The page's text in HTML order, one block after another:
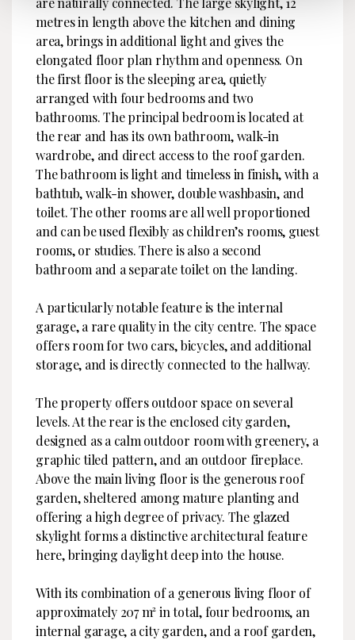
metres in length above the kitchen and dining
area, brings in additional light and gives the
elongated floor plan rhythm and openness. On
the first floor is the sleeping area, quietly
arranged with four bedrooms and two
bathrooms. The principal bedroom is located at
the rear and has its own bathroom, walk-in
wardrobe, and direct access to the roof garden.
The bathroom is light and timeless in finish, with a
bathtub, walk-in shower, double washbasin, and
toilet. The other rooms are all well proportioned
and can be used flexibly as children’s rooms, guest
rooms, or studies. There is also a second
bathroom and a separate toilet on the landing.
A particularly notable feature is the internal
garage, a rare quality in the city centre. The space
offers room for two cars, bicycles, and additional
storage, and is directly connected to the hallway.
The property offers outdoor space on several
levels. At the rear is the enclosed city garden,
designed as a calm outdoor room with greenery, a
graphic tiled pattern, and an outdoor fireplace.
Above the main living floor is the generous roof
garden, sheltered among mature planting and
offering a high degree of privacy. The glazed
skylight forms a distinctive architectural feature
here, bringing daylight deep into the house.
With its combination of a generous living floor of
approximately 207 m² in total, four bedrooms, an
internal garage, a city garden, and a roof garden,